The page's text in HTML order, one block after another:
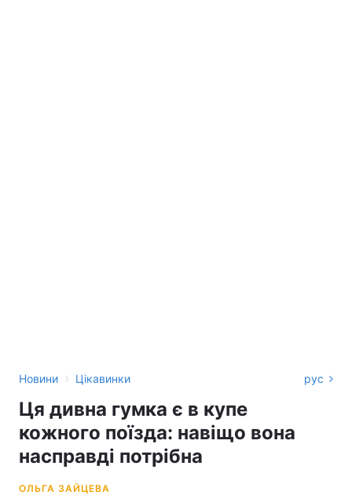
Новини › Цікавинки рус
Ця дивна гумка є в купе
кожного поїзда: навіщо вона
насправді потрібна
ОЛЬГА ЗАЙЦЕВА